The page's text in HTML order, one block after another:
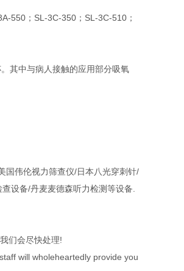
550；SL-3C-350；SL-3C-510；
其中与病人接触的应用部分吸氧
国伟伦视力筛查仪/日本八光穿刺针/
设备/丹麦麦德森听力检测等设备.
们会尽快处理!
will wholeheartedly provide you